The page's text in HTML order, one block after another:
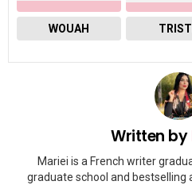
WOUAH
Written by
Mariei is a French writer
graduate school and bestselling